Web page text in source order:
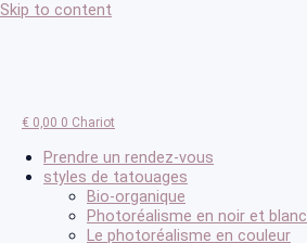
Skip to content
€ 0,00 0 Chariot
Prendre un rendez-vous
styles de tatouages
Bio-organique
Photoréalisme en noir et blanc
Le photoréalisme en couleur